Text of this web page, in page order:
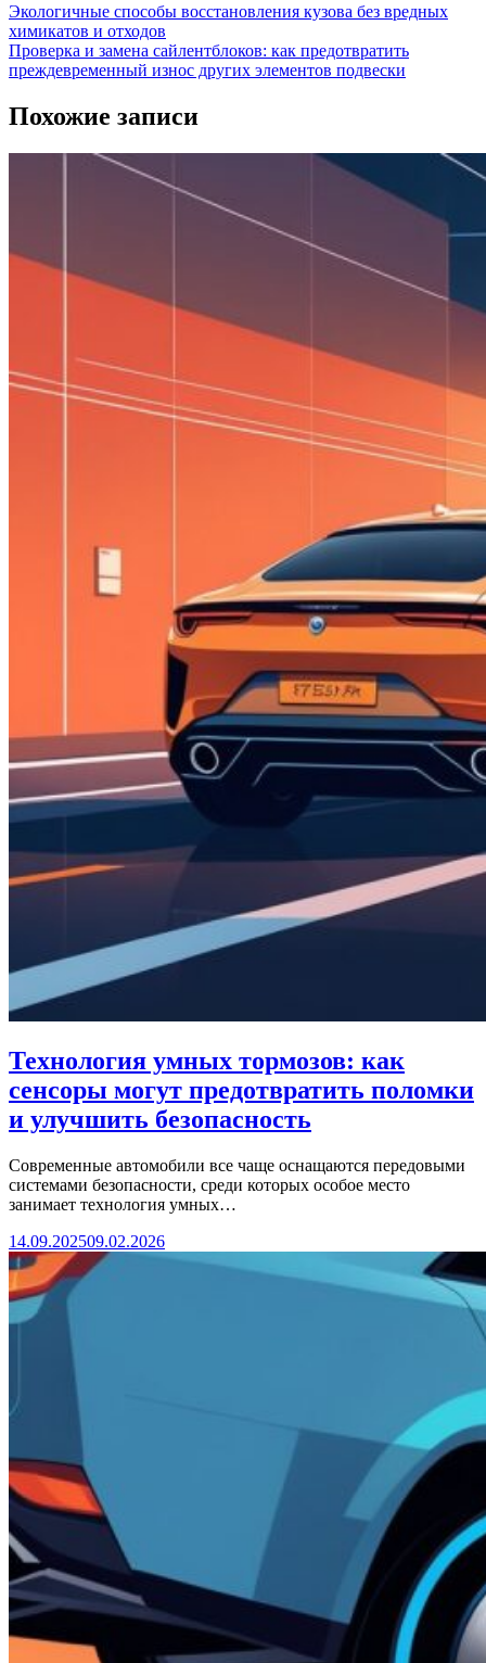
Экологичные способы восстановления кузова без вредных
химикатов и отходов
Проверка и замена сайлентблоков: как предотвратить
преждевременный износ других элементов подвески
Похожие записи
Технология умных тормозов: как
сенсоры могут предотвратить поломки
и улучшить безопасность
Современные автомобили все чаще оснащаются передовыми
системами безопасности, среди которых особое место
занимает технология умных…
14.09.202509.02.2026